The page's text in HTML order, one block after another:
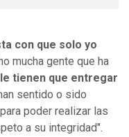
con que solo yo
mucha gente que ha
tienen que entregar
sentido o sido
poder realizar las
a su integridad".